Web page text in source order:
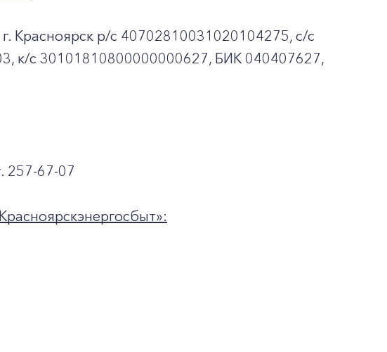
Красноярск p/c 40702810031020104275, с/с
к/c 30101810800000000627, БИК 040407627,
257-67-07